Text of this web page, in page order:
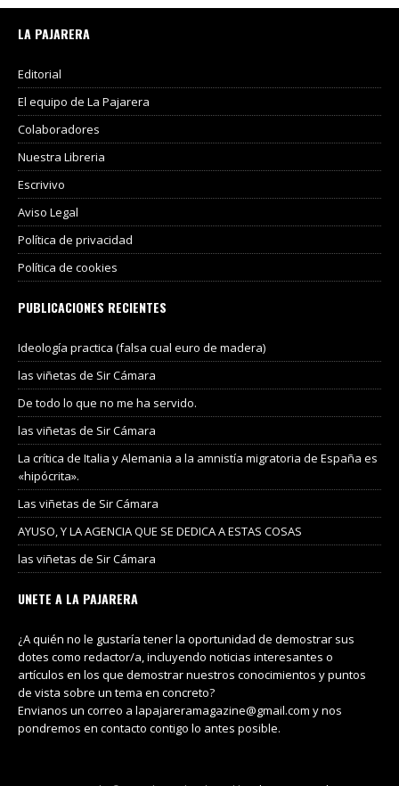
LA PAJARERA
Editorial
El equipo de La Pajarera
Colaboradores
Nuestra Libreria
Escrivivo
Aviso Legal
Política de privacidad
Política de cookies
PUBLICACIONES RECIENTES
Ideología practica (falsa cual euro de madera)
las viñetas de Sir Cámara
De todo lo que no me ha servido.
las viñetas de Sir Cámara
La crítica de Italia y Alemania a la amnistía migratoria de España es
«hipócrita».
Las viñetas de Sir Cámara
AYUSO, Y LA AGENCIA QUE SE DEDICA A ESTAS COSAS
las viñetas de Sir Cámara
UNETE A LA PAJARERA
¿A quién no le gustaría tener la oportunidad de demostrar sus
dotes como redactor/a, incluyendo noticias interesantes o
artículos en los que demostrar nuestros conocimientos y puntos
de vista sobre un tema en concreto?
Envianos un correo a lapajareramagazine@gmail.com y nos
pondremos en contacto contigo lo antes posible.